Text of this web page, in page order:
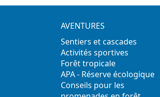
AVENTURES
Sentiers et cascades
Activités sportives
Forêt tropicale
APA - Réserve écologique
Conseils pour les